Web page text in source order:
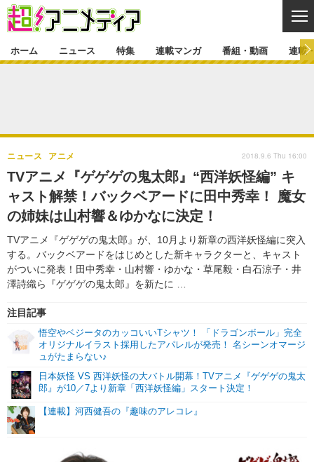
ゲーム・アプリ マンガ
グッズ イベント
声優
舞台 新帝スタ
特集一覧 カバー
ラキりす
連載マンガ
連載マンガ一覧 連載一覧
番組・動画一覧 ラジオ
動画
連載・ブログ
連載・ブログ一覧
編集部ブログ・お知らせ
ホーム ニュース 特集 連載マンガ 番組・動画 連載
TVアニメ『ゲゲゲの鬼太郎』“西洋妖怪編” キ
ャスト解禁！バックベアードに田中秀幸！ 魔女
の姉妹は山村響＆ゆかなに決定！
TVアニメ『ゲゲゲの鬼太郎』が、10月より新章の西洋妖怪編に突入
する。バックベアードをはじめとした新キャラクターと、キャスト
がついに発表！田中秀幸・山村響・ゆかな・草尾毅・白石涼子・井
澤詩織ら『ゲゲゲの鬼太郎』を新たに …
ニュース アニメ
注目記事
悟空やベジータのカッコいいTシャツ！ 「ドラゴンボール」完全
オリジナルイラスト採用したアパレルが発売！ 名シーンオマージ
ュがたまらない♪
日本妖怪 VS 西洋妖怪の大バトル開幕！TVアニメ『ゲゲゲの鬼太
郎』が10／7より新章「西洋妖怪編」スタート決定！
【連載】河西健吾の『趣味のアレコレ』
2018.9.6 Thu 16:00